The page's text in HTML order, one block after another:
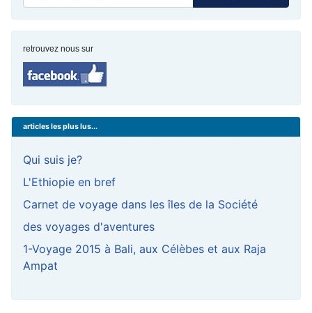
retrouvez nous sur
articles les plus lus...
Qui suis je?
L'Ethiopie en bref
Carnet de voyage dans les îles de la Société
des voyages d'aventures
1-Voyage 2015 à Bali, aux Célèbes et aux Raja
Ampat